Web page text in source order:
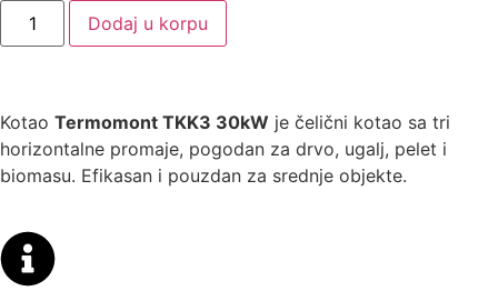
Dodaj u korpu
Kotao Termomont TKK3 30kW je čelični kotao sa tri
horizontalne promaje, pogodan za drvo, ugalj, pelet i
biomasu. Efikasan i pouzdan za srednje objekte.